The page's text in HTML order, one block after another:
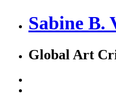
Sabine B.
Global Art